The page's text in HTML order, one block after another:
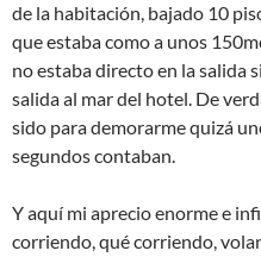
de la habitación, bajado 10
que estaba como a unos
no estaba directo en la salida
salida al mar del hotel. De
sido para demorarme quizá
segundos contaban.
Y aquí mi aprecio enorme e
corriendo, qué corriendo,